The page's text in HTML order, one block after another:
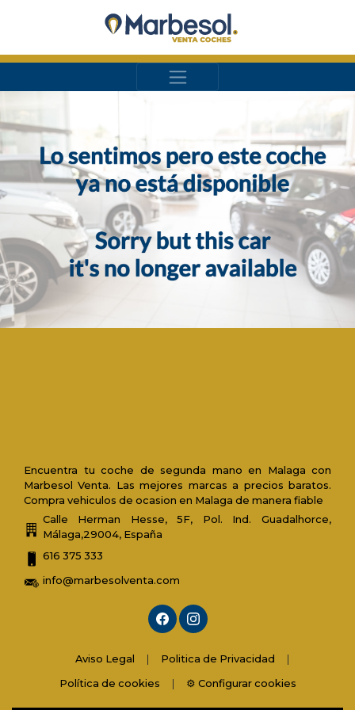
Encuentra tu coche de segunda mano en Malaga con
Marbesol Venta. Las mejores marcas a precios baratos.
Compra vehiculos de ocasion en Malaga de manera fiable
Calle Herman Hesse, 5F, Pol. Ind. Guadalhorce,
Málaga,29004, España
616 375 333
info@marbesolventa.com
Aviso Legal | Politica de Privacidad
|
Política de cookies
| ⚙️ Configurar cookies